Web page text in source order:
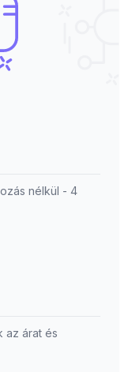
nélkül - 4
az árat és